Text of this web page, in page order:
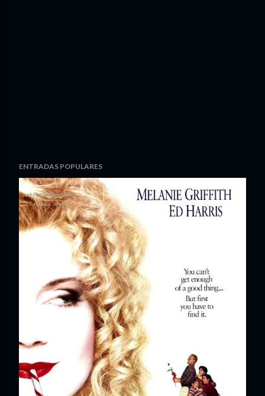
ENTRADAS POPULARES